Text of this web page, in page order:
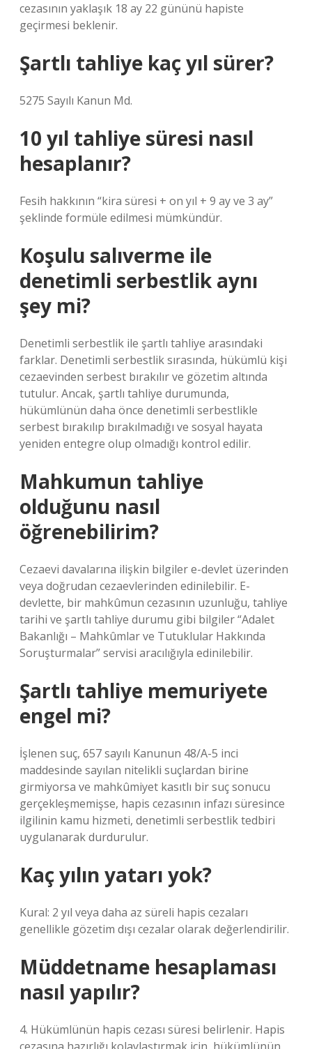
cezasının yaklaşık 18 ay 22 gününü hapiste
geçirmesi beklenir.
Şartlı tahliye kaç yıl sürer?
5275 Sayılı Kanun Md.
10 yıl tahliye süresi nasıl
hesaplanır?
Fesih hakkının “kira süresi + on yıl + 9 ay ve 3 ay”
şeklinde formüle edilmesi mümkündür.
Koşulu salıverme ile
denetimli serbestlik aynı
şey mi?
Denetimli serbestlik ile şartlı tahliye arasındaki
farklar. Denetimli serbestlik sırasında, hükümlü kişi
cezaevinden serbest bırakılır ve gözetim altında
tutulur. Ancak, şartlı tahliye durumunda,
hükümlünün daha önce denetimli serbestlikle
serbest bırakılıp bırakılmadığı ve sosyal hayata
yeniden entegre olup olmadığı kontrol edilir.
Mahkumun tahliye
olduğunu nasıl
öğrenebilirim?
Cezaevi davalarına ilişkin bilgiler e-devlet üzerinden
veya doğrudan cezaevlerinden edinilebilir. E-
devlette, bir mahkûmun cezasının uzunluğu, tahliye
tarihi ve şartlı tahliye durumu gibi bilgiler “Adalet
Bakanlığı – Mahkûmlar ve Tutuklular Hakkında
Soruşturmalar” servisi aracılığıyla edinilebilir.
Şartlı tahliye memuriyete
engel mi?
İşlenen suç, 657 sayılı Kanunun 48/A-5 inci
maddesinde sayılan nitelikli suçlardan birine
girmiyorsa ve mahkûmiyet kasıtlı bir suç sonucu
gerçekleşmemişse, hapis cezasının infazı süresince
ilgilinin kamu hizmeti, denetimli serbestlik tedbiri
uygulanarak durdurulur.
Kaç yılın yatarı yok?
Kural: 2 yıl veya daha az süreli hapis cezaları
genellikle gözetim dışı cezalar olarak değerlendirilir.
Müddetname hesaplaması
nasıl yapılır?
4. Hükümlünün hapis cezası süresi belirlenir. Hapis